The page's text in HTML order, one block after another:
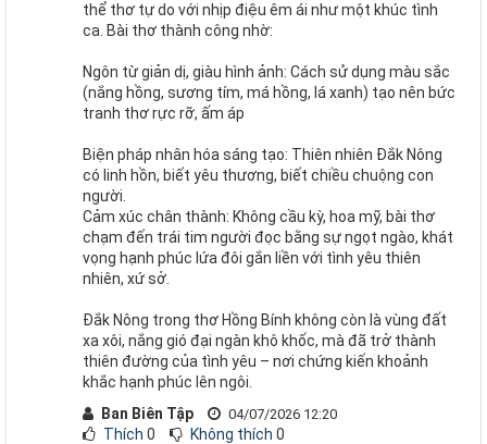
thể thơ tự do với nhịp điệu êm ái như một khúc tình
ca. Bài thơ thành công nhờ:
Ngôn từ giản dị, giàu hình ảnh: Cách sử dụng màu sắc
(nắng hồng, sương tím, má hồng, lá xanh) tạo nên bức
tranh thơ rực rỡ, ấm áp
Biện pháp nhân hóa sáng tạo: Thiên nhiên Đắk Nông
có linh hồn, biết yêu thương, biết chiều chuộng con
người.
Cảm xúc chân thành: Không cầu kỳ, hoa mỹ, bài thơ
chạm đến trái tim người đọc bằng sự ngọt ngào, khát
vọng hạnh phúc lứa đôi gắn liền với tình yêu thiên
nhiên, xứ sở.
Đắk Nông trong thơ Hồng Bính không còn là vùng đất
xa xôi, nắng gió đại ngàn khô khốc, mà đã trở thành
thiên đường của tình yêu – nơi chứng kiến khoảnh
khắc hạnh phúc lên ngôi.
Ban Biên Tập
04/07/2026 12:20
Thích 0 Không thích 0